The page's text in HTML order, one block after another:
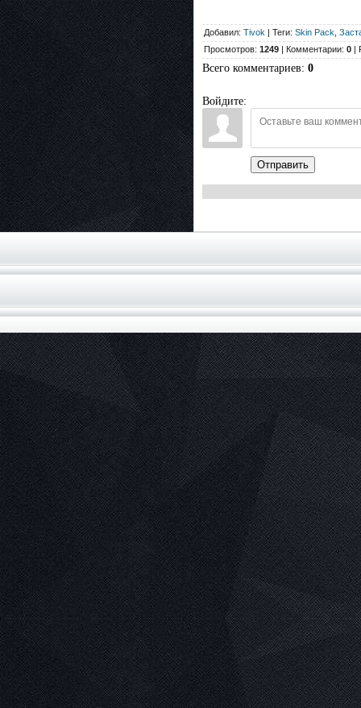
Добавил: Tivok | Теги: Skin Pack
Просмотров: 1249 | Комментарии: 0 |
Всего комментариев: 0
Войдите:
Отправить